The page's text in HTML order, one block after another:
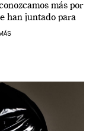
más por
han juntado para